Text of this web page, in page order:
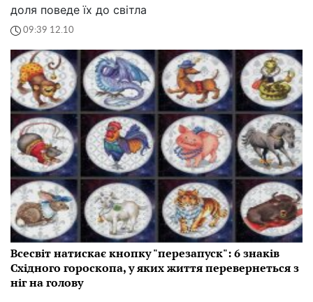
доля поведе їх до світла
09:39 12.10
Всесвіт натискає кнопку "перезапуск": 6 знаків
Східного гороскопа, у яких життя перевернеться з
ніг на голову